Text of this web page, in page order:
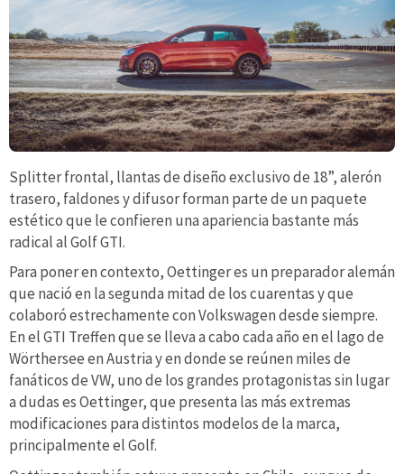
Splitter frontal, llantas de diseño exclusivo de 18”, alerón
trasero, faldones y difusor forman parte de un paquete
estético que le confieren una apariencia bastante más
radical al Golf GTI.
Para poner en contexto, Oettinger es un preparador alemán
que nació en la segunda mitad de los cuarentas y que
colaboró estrechamente con Volkswagen desde siempre.
En el GTI Treffen que se lleva a cabo cada año en el lago de
Wörthersee en Austria y en donde se reúnen miles de
fanáticos de VW, uno de los grandes protagonistas sin lugar
a dudas es Oettinger, que presenta las más extremas
modificaciones para distintos modelos de la marca,
principalmente el Golf.